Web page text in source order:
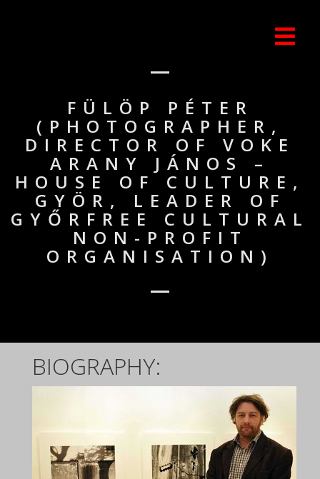
FÜLÖP PÉTER
(PHOTOGRAPHER,
DIRECTOR OF VOKE
ARANY JÁNOS –
HOUSE OF CULTURE,
GYÖR, LEADER OF
GYŐRFREE CULTURAL
NON-PROFIT
ORGANISATION)
BIOGRAPHY: